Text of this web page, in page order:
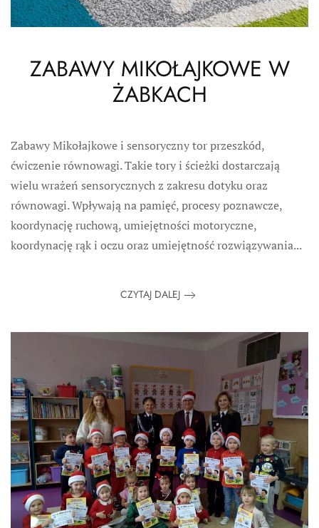
ZABAWY MIKOŁAJKOWE W
ŻABKACH
Zabawy Mikołajkowe i sensoryczny tor przeszkód,
ćwiczenie równowagi. Takie tory i ścieżki dostarczają
wielu wrażeń sensorycznych z zakresu dotyku oraz
równowagi. Wpływają na pamięć, procesy poznawcze,
koordynację ruchową, umiejętności motoryczne,
koordynację rąk i oczu oraz umiejętność rozwiązywania...
CZYTAJ DALEJ